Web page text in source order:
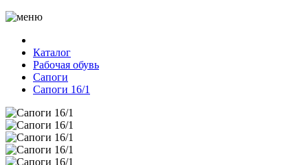
Каталог
Рабочая обувь
Сапоги
Сапоги 16/1